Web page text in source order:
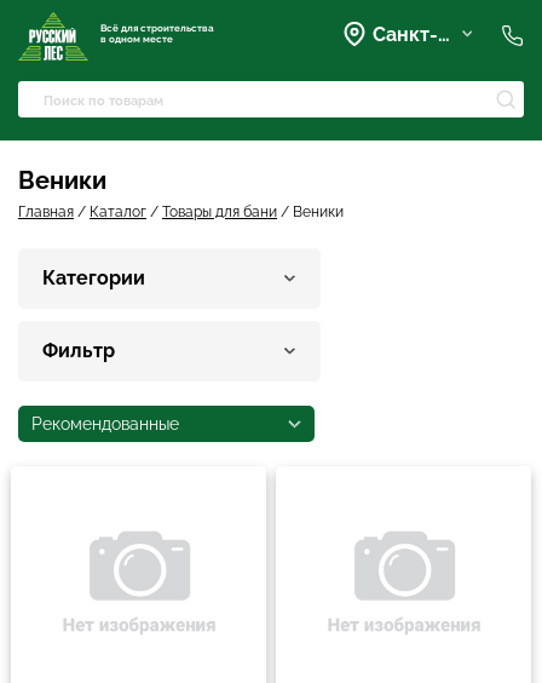
Всё для строительства
в одном месте
Санкт-Петербург
+7 (903) 684-62-00
Веники
Главная / Каталог / Товары для бани / Веники
Категории
Фильтр
Рекомендованные